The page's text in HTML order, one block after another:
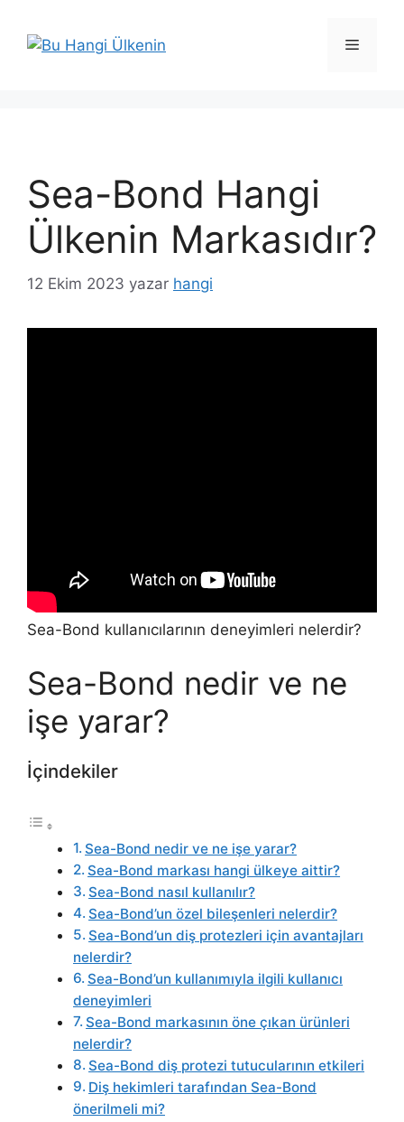
Menü
Sea-Bond Hangi
Ülkenin Markasıdır?
12 Ekim 2023 yazar hangi
Sea-Bond kullanıcılarının deneyimleri nelerdir?
Sea-Bond nedir ve ne
işe yarar?
İçindekiler
Sea-Bond nedir ve ne işe yarar?
Sea-Bond markası hangi ülkeye aittir?
Sea-Bond nasıl kullanılır?
Sea-Bond’un özel bileşenleri nelerdir?
Sea-Bond’un diş protezleri için avantajları
nelerdir?
Sea-Bond’un kullanımıyla ilgili kullanıcı
deneyimleri
Sea-Bond markasının öne çıkan ürünleri
nelerdir?
Sea-Bond diş protezi tutucularının etkileri
Diş hekimleri tarafından Sea-Bond
önerilmeli mi?